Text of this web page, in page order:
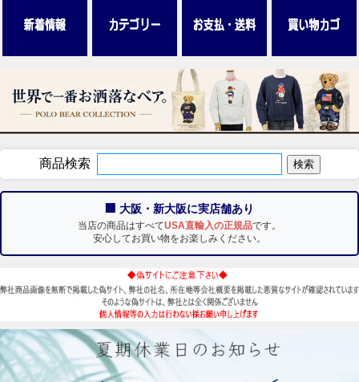
商品検索
🏢 大阪・新大阪に実店舗あり
当店の商品はすべてUSA直輸入の正規品です。
安心してお買い物をお楽しみください。